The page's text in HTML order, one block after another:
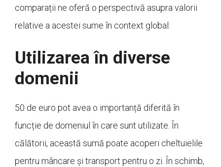
comparații ne oferă o perspectivă asupra valorii
relative a acestei sume în context global.
Utilizarea în diverse
domenii
50 de euro pot avea o importanță diferită în
funcție de domeniul în care sunt utilizate. În
călătorii, această sumă poate acoperi cheltuielile
pentru mâncare și transport pentru o zi. În schimb,